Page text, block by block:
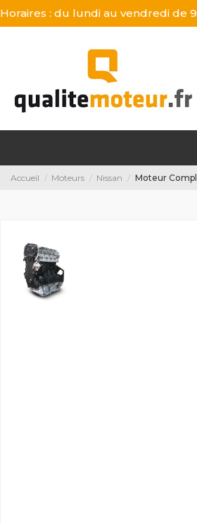
Horaires : du lundi au vendredi de
Accueil Moteurs Nissan Moteur